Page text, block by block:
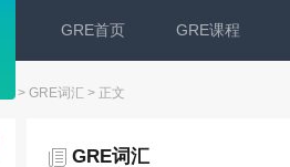
GRE首页 GRE课程
> GRE词汇 > 正文
GRE词汇